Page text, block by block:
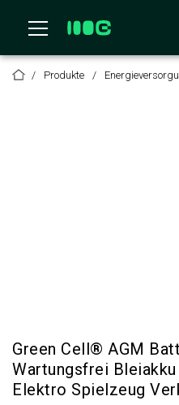
Produkte
Green Cell® AGM
Wartungsfrei
Elektro Spielzeug